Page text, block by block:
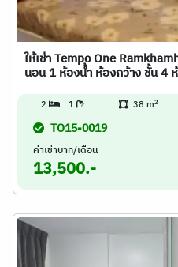
ให้เช่า Tempo One
นอน 1 ห้องน้ำ ห้องกว้าง ชั้น 4
2 1 38 m2
TO15-0019
ค่าเช่าบาท/เดือน
13,500.-